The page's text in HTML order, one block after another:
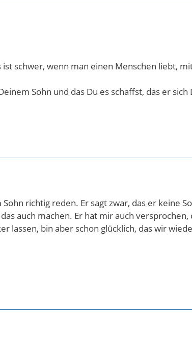
ist schwer, wenn man einen Menschen liebt,
Sohn und das Du es schaffst, das er
richtig reden. Er sagt zwar, das er keine
auch machen. Er hat mir auch
lassen, bin aber schon glücklich, das wir